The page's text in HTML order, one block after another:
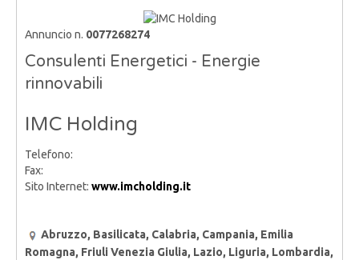
Annuncio n. 0077268274
Consulenti Energetici - Energie
rinnovabili
IMC Holding
Telefono:
Fax:
Sito Internet: www.imcholding.it
Abruzzo, Basilicata, Calabria, Campania, Emilia
Romagna, Friuli Venezia Giulia, Lazio, Liguria, Lombardia,